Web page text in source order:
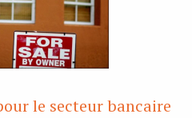
le secteur bancaire